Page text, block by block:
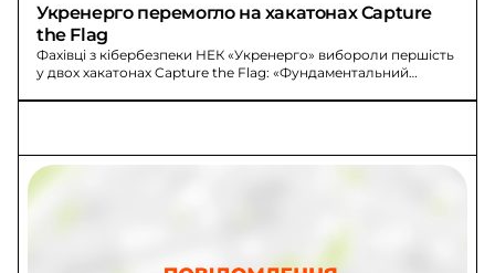
Укренерго перемогло на хакатонах Capture
the Flag
Фахівці з кібербезпеки НЕК «Укренерго» вибороли першість
у двох хакатонах Capture the Flag: «Фундаментальний